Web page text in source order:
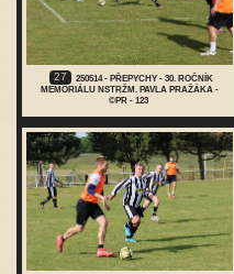
27
250514 - PŘEPYCHY - 30. ROČNÍK
MEMORIÁLU NSTRŽM. PAVLA PRAŽÁKA -
©PR - 123